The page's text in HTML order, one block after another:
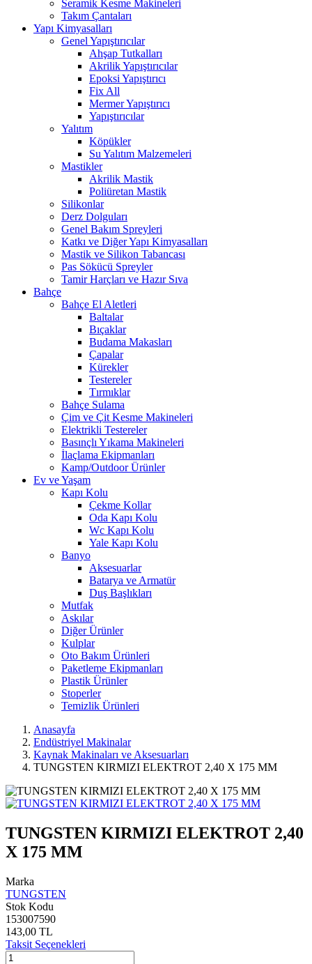
Seramik Kesme Makineleri
Takım Çantaları
Yapı Kimyasalları
Genel Yapıştırıcılar
Ahşap Tutkalları
Akrilik Yapıştırıcılar
Epoksi Yapıştırıcı
Fix All
Mermer Yapıştırıcı
Yapıştırıcılar
Yalıtım
Köpükler
Su Yalıtım Malzemeleri
Mastikler
Akrilik Mastik
Poliüretan Mastik
Silikonlar
Derz Dolguları
Genel Bakım Spreyleri
Katkı ve Diğer Yapı Kimyasalları
Mastik ve Silikon Tabancası
Pas Sökücü Spreyler
Tamir Harçları ve Hazır Sıva
Bahçe
Bahçe El Aletleri
Baltalar
Bıçaklar
Budama Makasları
Çapalar
Kürekler
Testereler
Tırmıklar
Bahçe Sulama
Çim ve Çit Kesme Makineleri
Elektrikli Testereler
Basınçlı Yıkama Makineleri
İlaçlama Ekipmanları
Kamp/Outdoor Ürünler
Ev ve Yaşam
Kapı Kolu
Çekme Kollar
Oda Kapı Kolu
Wc Kapı Kolu
Yale Kapı Kolu
Banyo
Aksesuarlar
Batarya ve Armatür
Duş Başlıkları
Mutfak
Askılar
Diğer Ürünler
Kulplar
Oto Bakım Ürünleri
Paketleme Ekipmanları
Plastik Ürünler
Stoperler
Temizlik Ürünleri
Anasayfa
Endüstriyel Makinalar
Kaynak Makinaları ve Aksesuarları
TUNGSTEN KIRMIZI ELEKTROT 2,40 X 175 MM
TUNGSTEN KIRMIZI ELEKTROT 2,40
X 175 MM
Marka
TUNGSTEN
Stok Kodu
153007590
143,00 TL
Taksit Seçenekleri